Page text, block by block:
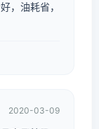
，油耗省，
2020-03-09